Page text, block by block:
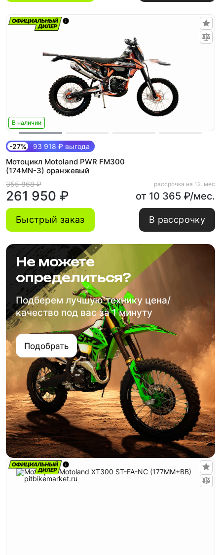
В наличии
-27% 93 918 ₽ выгода
Мотоцикл Motoland PWR FM300
(174MN-3) оранжевый
355 868 ₽
261 950 ₽
рассрочка на 12. мес
от 10 365 ₽/мес.
Быстрый заказ В рассрочку
Не можете
определиться?
Подберем лучшую технику цена/
качество под вас за 1 минуту
Подобрать